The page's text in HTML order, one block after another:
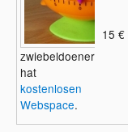
zwiebeldoener
hat
kostenlosen
Webspace.
15 €